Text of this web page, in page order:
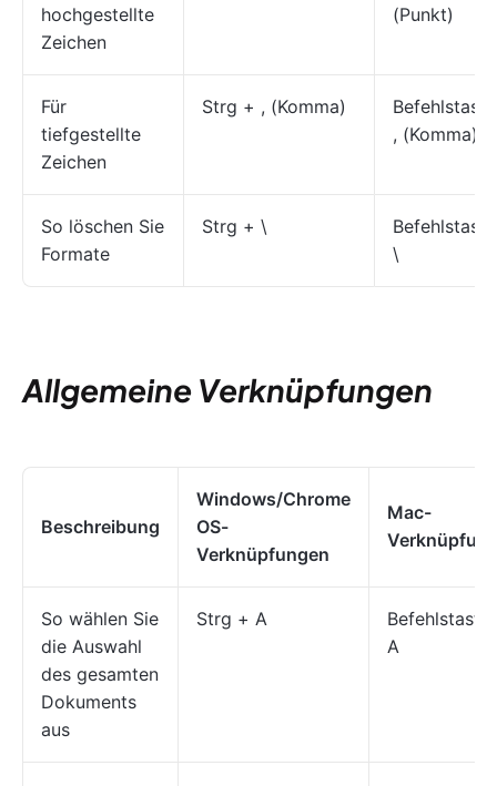
hochgestellte
Zeichen
(Punkt)
Für
tiefgestellte
Zeichen
Strg + , (Komma)
, (Komma)
So löschen Sie
Formate
Strg + \
\
Allgemeine Verknüpfungen
Beschreibung
Windows/Chrome
OS-
Verknüpfungen
Mac-
So wählen Sie
die Auswahl
des gesamten
Dokuments
aus
Strg + A
Befehlstaste
A